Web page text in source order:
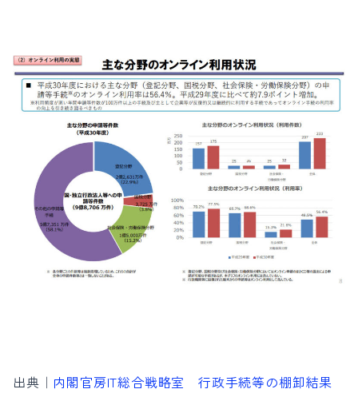
出典｜ 内閣官房IT総合戦略室 行政手続等の棚卸結果